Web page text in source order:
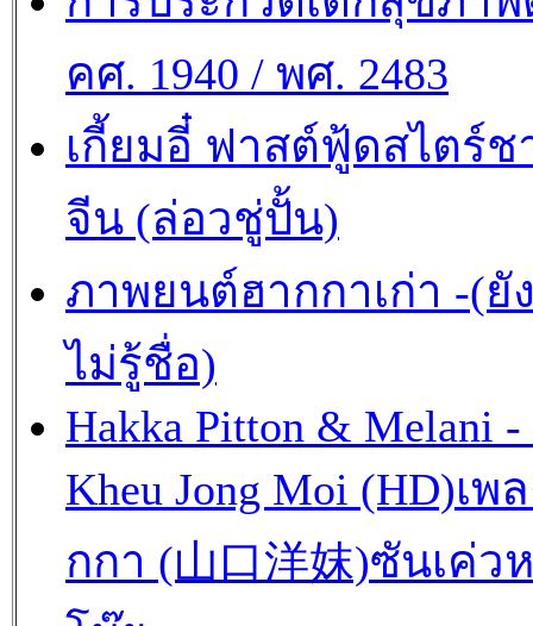
คศ. 1940 / พศ. 2483
เกี้ยมอี๋ ฟาสต์ฟู้ดสไตร์ช
จีน (ล่อวชู่ปั้น)
ภาพยนต์ฮากกาเก่า -(ยั
ไม่รู้ชื่อ)
Hakka Pitton & Melani -
Kheu Jong Moi (HD)เพ
กกา (山口洋妺)ซันเค่ว